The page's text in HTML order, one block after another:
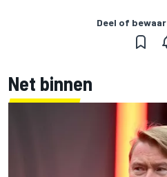
Deel of
Net binnen